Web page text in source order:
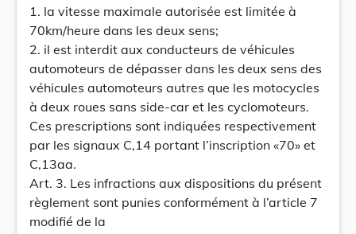
1. la vitesse maximale autorisée est limitée à
70km/heure dans les deux sens;
2. il est interdit aux conducteurs de véhicules
automoteurs de dépasser dans les deux sens des
véhicules automoteurs autres que les motocycles
à deux roues sans side-car et les cyclomoteurs.
Ces prescriptions sont indiquées respectivement
par les signaux C,14 portant l’inscription «70» et
C,13aa.
Art. 3. Les infractions aux dispositions du présent
règlement sont punies conformément à l’article 7
modifié de la